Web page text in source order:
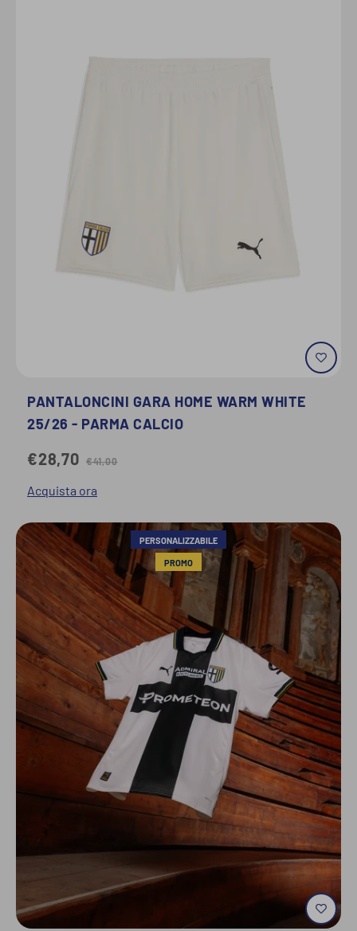
PANTALONCINI GARA HOME WARM WHITE
25/26 - PARMA CALCIO
€28,70 €41,00
Acquista ora
PERSONALIZZABILE
PROMO